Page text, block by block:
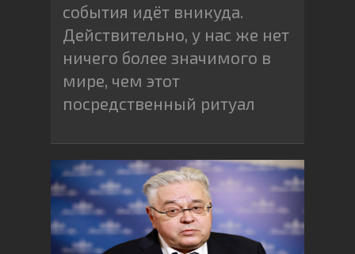
события идёт вникуда.
Действительно, у нас же нет
ничего более значимого в
мире, чем этот
посредственный ритуал